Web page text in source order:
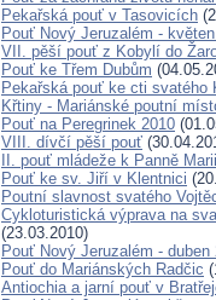
Pekařská pouť v Tasovicích
Pouť Nový Jeruzalém -
VII. pěší pouť z Kobylí do
Pouť ke Třem Dubům
Pekařská pouť ke cti svatého
Křtiny - Mariánské poutní
Pouť na Peregrinek 2010
VIII. dívčí pěší pouť
II. pouť mládeže k Panně
Pouť ke sv. Jiří v Klentnici
Poutní slavnost svatého
Cykloturistická výprava na
(23.03.2010)
Pouť Nový Jeruzalém - duben
Pouť do Mariánských Radčic
Antiochia a jarní pouť v